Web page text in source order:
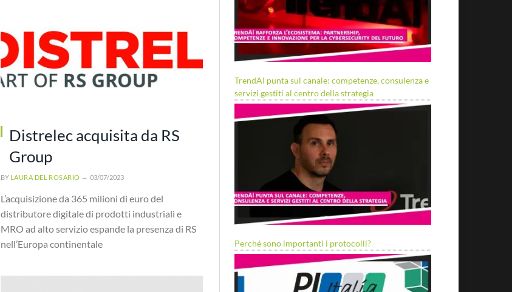
Distrelec acquisita da RS
Group
BY LAURA DEL ROSARIO 03/07/2023
L’acquisizione da 365 milioni di euro del
distributore digitale di prodotti industriali e
MRO ad alto servizio espande la presenza di RS
nell’Europa continentale
TrendAI punta sul canale: competenze, consulenza e
servizi gestiti al centro della strategia
Perché sono importanti i protocolli?